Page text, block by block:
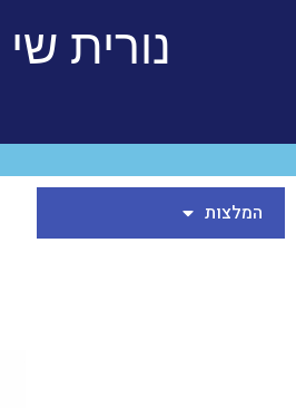
נורית שי
המלצות